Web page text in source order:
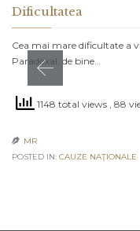
Dificultatea
Cea mai mare dificultate a
Paradoxal, de bine…
1148 total views , 88
 MR
POSTED IN: CAUZE NAŢIONALE